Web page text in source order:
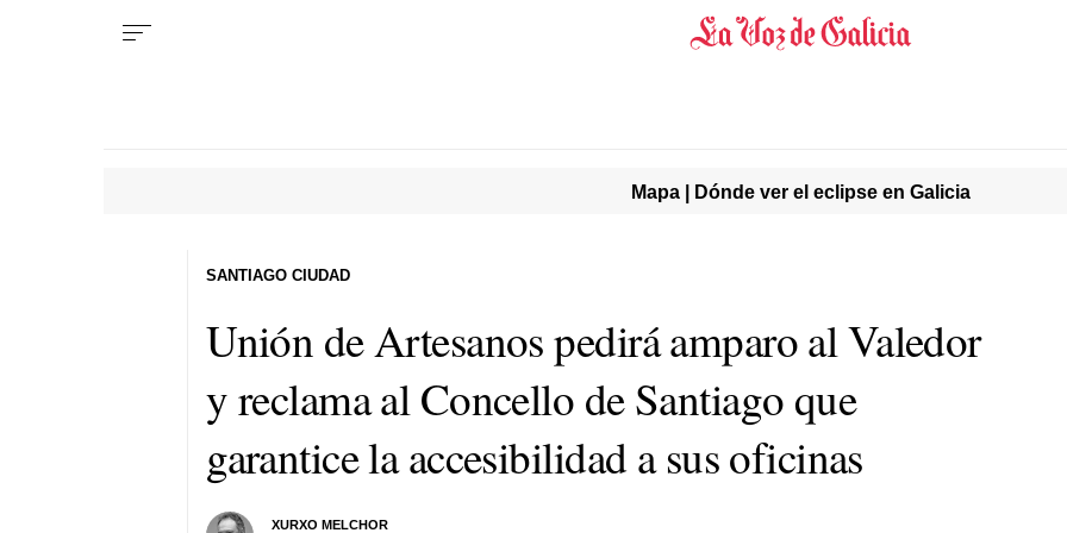
Mapa | Dónde ver el eclipse en Galicia
Unión de Artesanos pedirá amparo al Valedor
y reclama al Concello de Santiago que
garantice la accesibilidad a sus oficinas
XURXO MELCHOR
SANTIAGO CIUDAD